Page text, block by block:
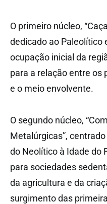
O primeiro núcleo,
dedicado ao Paleolítico
ocupação inicial da
para a relação entre os
e o meio envolvente.
O segundo núcleo,
Metalúrgicas”,
do Neolítico à Idade do
para sociedades
da agricultura e da
surgimento das